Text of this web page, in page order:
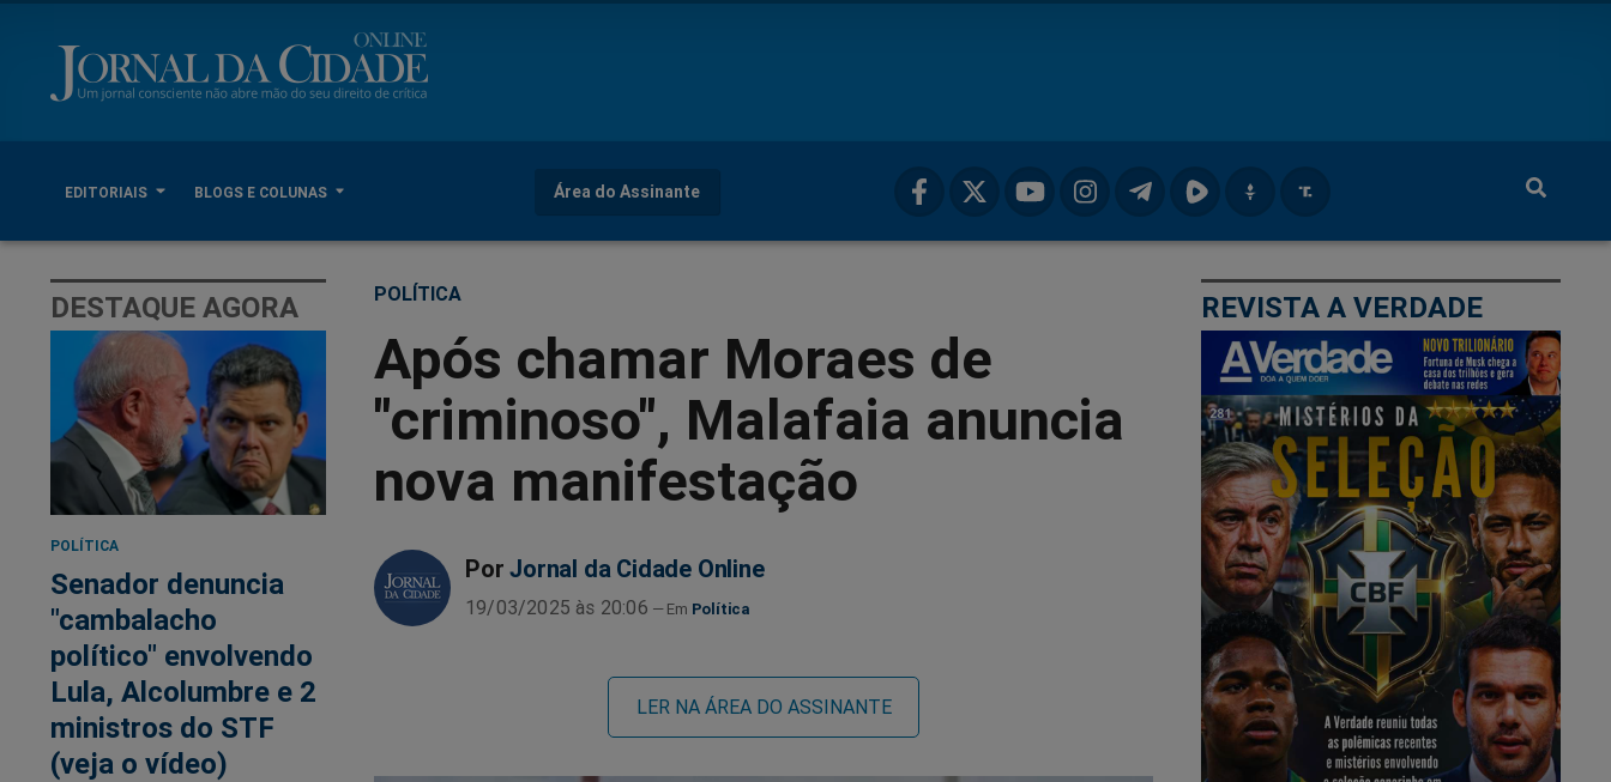
EDITORIAIS BLOGS E COLUNAS Área do Assinante
DESTAQUE AGORA
POLÍTICA
Senador denuncia
"cambalacho
político" envolvendo
Lula, Alcolumbre e 2
ministros do STF
(veja o vídeo)
POLÍTICA
Após chamar Moraes de
"criminoso", Malafaia anuncia
nova manifestação
Por Jornal da Cidade Online
19/03/2025 às 20:06 Política
LER NA ÁREA DO ASSINANTE
REVISTA A VERDADE